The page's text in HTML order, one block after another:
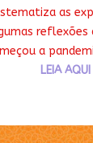
as
reflexões
a
LEIA AQUI